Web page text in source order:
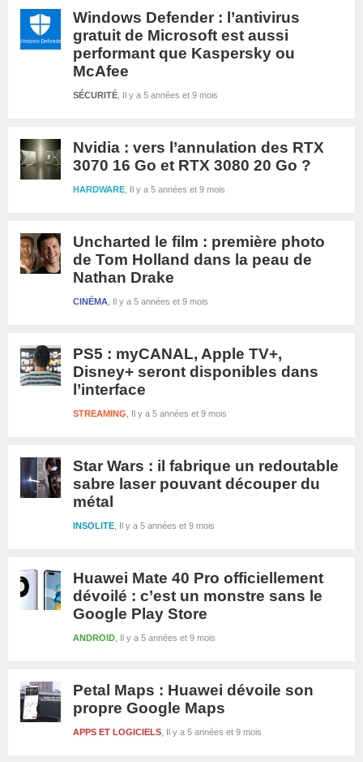
Windows Defender : l’antivirus
gratuit de Microsoft est aussi
performant que Kaspersky ou
McAfee
Il y a 5 années et 9 mois
SÉCURITÉ
Nvidia : vers l’annulation des RTX
3070 16 Go et RTX 3080 20 Go ?
Il y a 5 années et 9 mois
HARDWARE
Uncharted le film : première photo
de Tom Holland dans la peau de
Nathan Drake
Il y a 5 années et 9 mois
CINÉMA
PS5 : myCANAL, Apple TV+,
Disney+ seront disponibles dans
l’interface
Il y a 5 années et 9 mois
STREAMING
Star Wars : il fabrique un redoutable
sabre laser pouvant découper du
métal
Il y a 5 années et 9 mois
INSOLITE
Huawei Mate 40 Pro officiellement
dévoilé : c’est un monstre sans le
Google Play Store
Il y a 5 années et 9 mois
ANDROID
Petal Maps : Huawei dévoile son
propre Google Maps
Il y a 5 années et 9 mois
APPS ET LOGICIELS